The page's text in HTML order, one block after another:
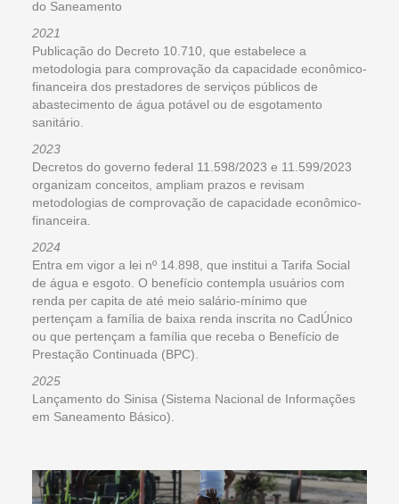
do Saneamento
2021
Publicação do Decreto 10.710, que estabelece a
metodologia para comprovação da capacidade econômico-
financeira dos prestadores de serviços públicos de
abastecimento de água potável ou de esgotamento
sanitário.
2023
Decretos do governo federal 11.598/2023 e 11.599/2023
organizam conceitos, ampliam prazos e revisam
metodologias de comprovação de capacidade econômico-
financeira.
2024
Entra em vigor a lei nº 14.898, que institui a Tarifa Social
de água e esgoto. O benefício contempla usuários com
renda per capita de até meio salário-mínimo que
pertençam a família de baixa renda inscrita no CadÚnico
ou que pertençam a família que receba o Benefício de
Prestação Continuada (BPC).
2025
Lançamento do Sinisa (Sistema Nacional de Informações
em Saneamento Básico).